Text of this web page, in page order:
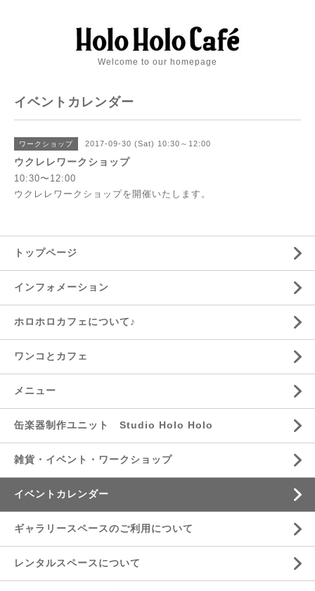
Welcome to our homepage
イベントカレンダー
ワークショップ 2017-09-30 (Sat) 10:30～12:00
ウクレレワークショップ
10:30〜12:00
ウクレレワークショップを開催いたします。
トップページ
インフォメーション
ホロホロカフェについて♪
ワンコとカフェ
メニュー
缶楽器制作ユニット Studio Holo Holo
雑貨・イベント・ワークショップ
イベントカレンダー
ギャラリースペースのご利用について
レンタルスペースについて